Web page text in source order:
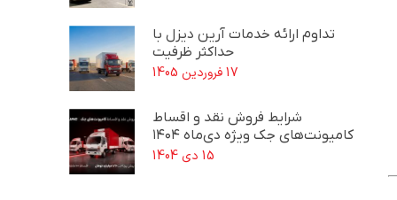
تداوم ارائه خدمات آرین دیزل با
حداکثر ظرفیت
17 فروردین 1405
شرایط فروش نقد و اقساط
کامیونت‌های جک ویژه دی‌ماه ۱۴۰۴
15 دی 1404